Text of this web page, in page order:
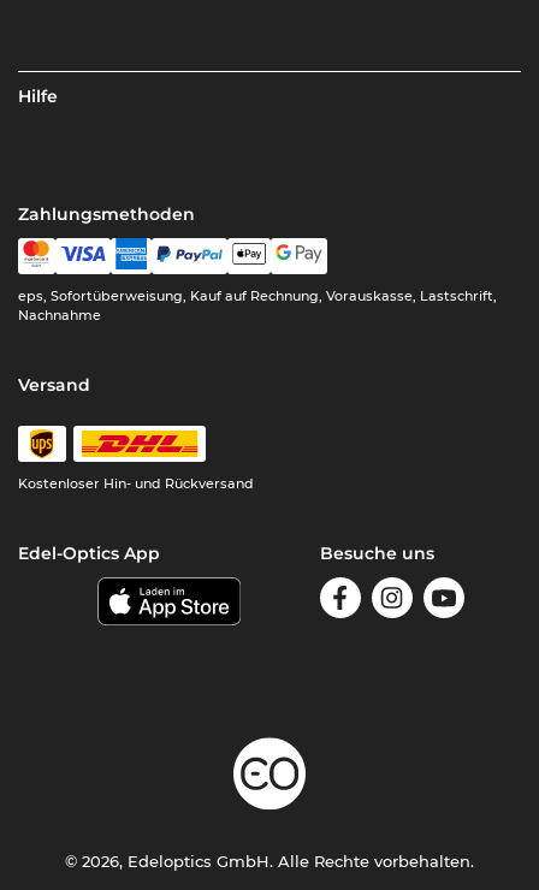
Hilfe
Zahlungsmethoden
eps, Sofortüberweisung, Kauf auf Rechnung, Vorauskasse, Lastschrift,
Nachnahme
Versand
Kostenloser Hin- und Rückversand
Edel-Optics App Besuche uns
© 2026, Edeloptics GmbH. Alle Rechte vorbehalten.